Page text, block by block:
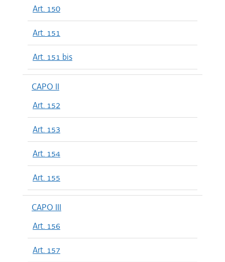
Art. 150
Art. 151
Art. 151 bis
CAPO II
Art. 152
Art. 153
Art. 154
Art. 155
CAPO III
Art. 156
Art. 157